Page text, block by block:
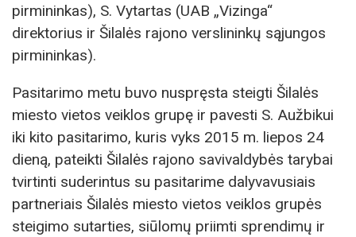
pirmininkas), S. Vytartas (UAB „Vizinga“
direktorius ir Šilalės rajono verslininkų sąjungos
pirmininkas).
Pasitarimo metu buvo nuspręsta steigti Šilalės
miesto vietos veiklos grupę ir pavesti S. Aužbikui
iki kito pasitarimo, kuris vyks 2015 m. liepos 24
dieną, pateikti Šilalės rajono savivaldybės tarybai
tvirtinti suderintus su pasitarime dalyvavusiais
partneriais Šilalės miesto vietos veiklos grupės
steigimo sutarties, siūlomų priimti sprendimų ir